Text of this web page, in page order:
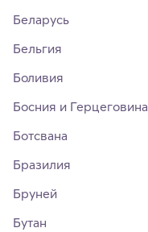
Беларусь
Бельгия
Боливия
Босния и Герцеговина
Ботсвана
Бразилия
Бруней
Бутан